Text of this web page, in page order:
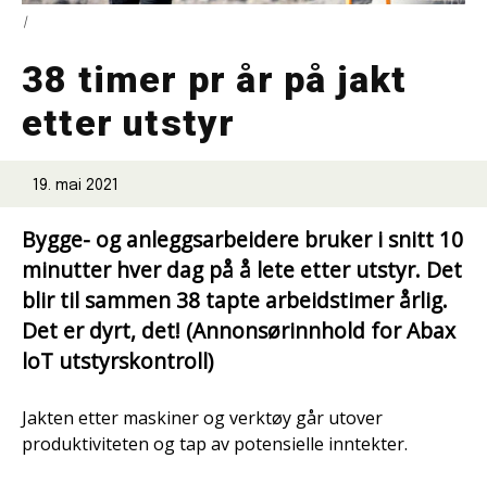
|
38 timer pr år på jakt
etter utstyr
19. mai 2021
Bygge- og anleggsarbeidere bruker i snitt 10
minutter hver dag på å lete etter utstyr. Det
blir til sammen 38 tapte arbeidstimer årlig.
Det er dyrt, det! (Annonsørinnhold for Abax
loT utstyrskontroll)
Jakten etter maskiner og verktøy går utover
produktiviteten og tap av potensielle inntekter.